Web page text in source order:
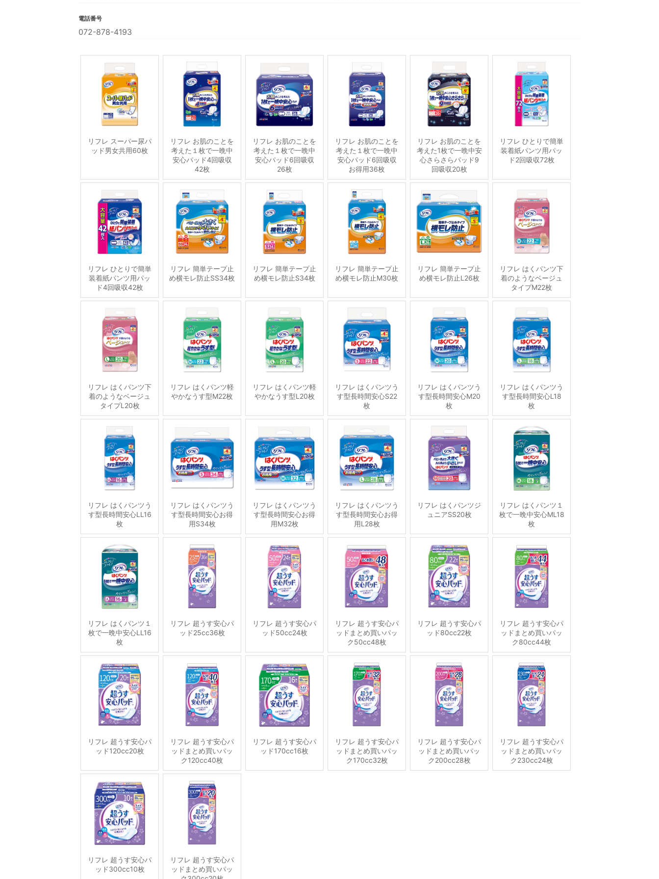
電話番号
072-878-4193
リフレ スーパー尿パ
ッド男女共用60枚
リフレ お肌のことを
考えた１枚で一晩中
安心パッド4回吸収
42枚
リフレ お肌のことを
考えた１枚で一晩中
安心パッド6回吸収
26枚
リフレ お肌のことを
考えた１枚で一晩中
安心パッド6回吸収
お得用36枚
リフレ お肌のことを
考えた1枚で一晩中安
心さらさらパッド9
回吸収20枚
リフレ ひとりで簡単
装着紙パンツ用パッ
ド2回吸収72枚
リフレ ひとりで簡単
装着紙パンツ用パッ
ド4回吸収42枚
リフレ 簡単テープ止
め横モレ防止SS34枚
リフレ 簡単テープ止
め横モレ防止S34枚
リフレ 簡単テープ止
め横モレ防止M30枚
リフレ 簡単テープ止
め横モレ防止L26枚
リフレ はくパンツ下
着のようなベージュ
タイプM22枚
リフレ はくパンツ下
着のようなベージュ
タイプL20枚
リフレ はくパンツ軽
やかなうす型M22枚
リフレ はくパンツ軽
やかなうす型L20枚
リフレ はくパンツう
す型長時間安心S22
枚
リフレ はくパンツう
す型長時間安心M20
枚
リフレ はくパンツう
す型長時間安心L18
枚
リフレ はくパンツう
す型長時間安心LL16
枚
リフレ はくパンツう
す型長時間安心お得
用S34枚
リフレ はくパンツう
す型長時間安心お得
用M32枚
リフレ はくパンツう
す型長時間安心お得
用L28枚
リフレ はくパンツジ
ュニアSS20枚
リフレ はくパンツ１
枚で一晩中安心ML18
枚
リフレ はくパンツ１
枚で一晩中安心LL16
枚
リフレ 超うす安心パ
ッド25cc36枚
リフレ 超うす安心パ
ッド50cc24枚
リフレ 超うす安心パ
ッドまとめ買いパッ
ク50cc48枚
リフレ 超うす安心パ
ッド80cc22枚
リフレ 超うす安心パ
ッドまとめ買いパッ
ク80cc44枚
リフレ 超うす安心パ
ッド120cc20枚
リフレ 超うす安心パ
ッドまとめ買いパッ
ク120cc40枚
リフレ 超うす安心パ
ッド170cc16枚
リフレ 超うす安心パ
ッドまとめ買いパッ
ク170cc32枚
リフレ 超うす安心パ
ッドまとめ買いパッ
ク200cc28枚
リフレ 超うす安心パ
ッドまとめ買いパッ
ク230cc24枚
リフレ 超うす安心パ
ッド300cc10枚
リフレ 超うす安心パ
ッドまとめ買いパッ